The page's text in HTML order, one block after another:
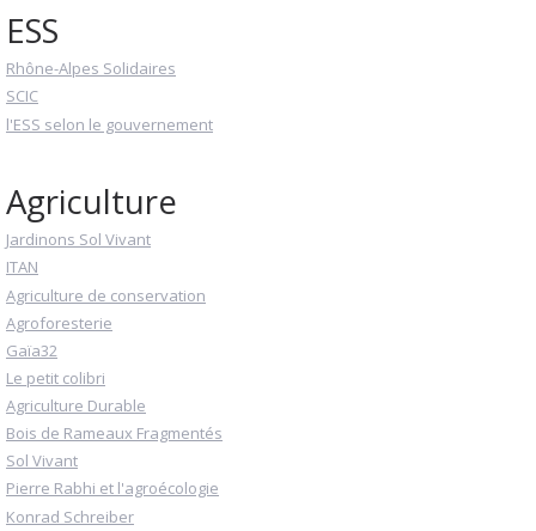
ESS
Rhône-Alpes Solidaires
SCIC
l'ESS selon le gouvernement
Agriculture
Jardinons Sol Vivant
ITAN
Agriculture de conservation
Agroforesterie
Gaïa32
Le petit colibri
Agriculture Durable
Bois de Rameaux Fragmentés
Sol Vivant
Pierre Rabhi et l'agroécologie
Konrad Schreiber